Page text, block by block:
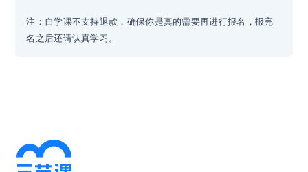
注：自学课不支持退款，确保你是真的需要再进行报名，报完
名之后还请认真学习。